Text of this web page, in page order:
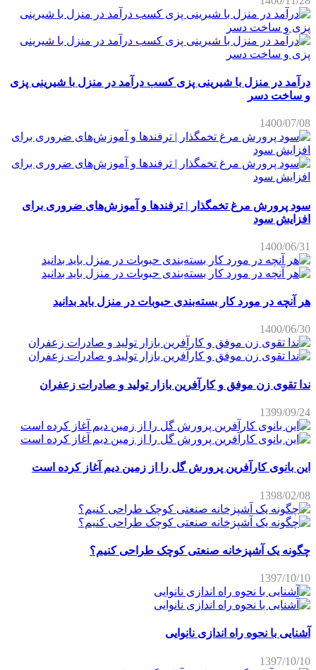
درآمد در منزل با شیرینی پزی کسب درآمد در منزل با شیرینی پزی
و ساخت دسر
1400/07/08
سود پرورش مرغ تخمگذار | ترفندها و آموزش‌های ضروری برای
افزایش سود
1400/06/31
هر آنچه در مورد کار بسته‌بندی حبوبات در منزل باید بدانید
1400/06/30
ندا تقوی زن موفق و کارآفرین بازار تولید و صادرات زعفران
1399/09/24
این بانوی کارآفرین پرورش گل را از زمین دیم آغاز کرده است
1398/02/08
چگونه یک آشپزخانه صنعتی کوچک طراحی کنیم؟
1397/10/10
آشنایی با نحوه راه اندازی نانوایی
1397/10/10